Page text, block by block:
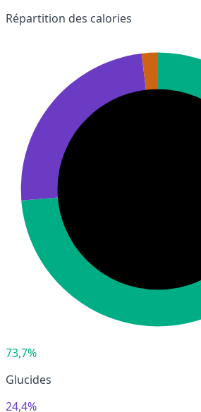
Répartition des calories
73,7%
Glucides
24,4%